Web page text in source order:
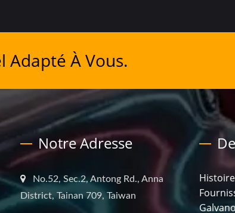
Adapté À Vous.
Notre Adresse
No.52, Sec.2, Antong Rd., Anna
District, Tainan 709, Taiwan